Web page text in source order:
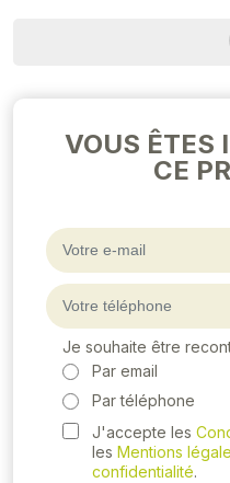
VOUS ÊTES
CE
Je souhaite être
Par email
Par téléphone
J'accepte les
les Mentions
confidentialité.